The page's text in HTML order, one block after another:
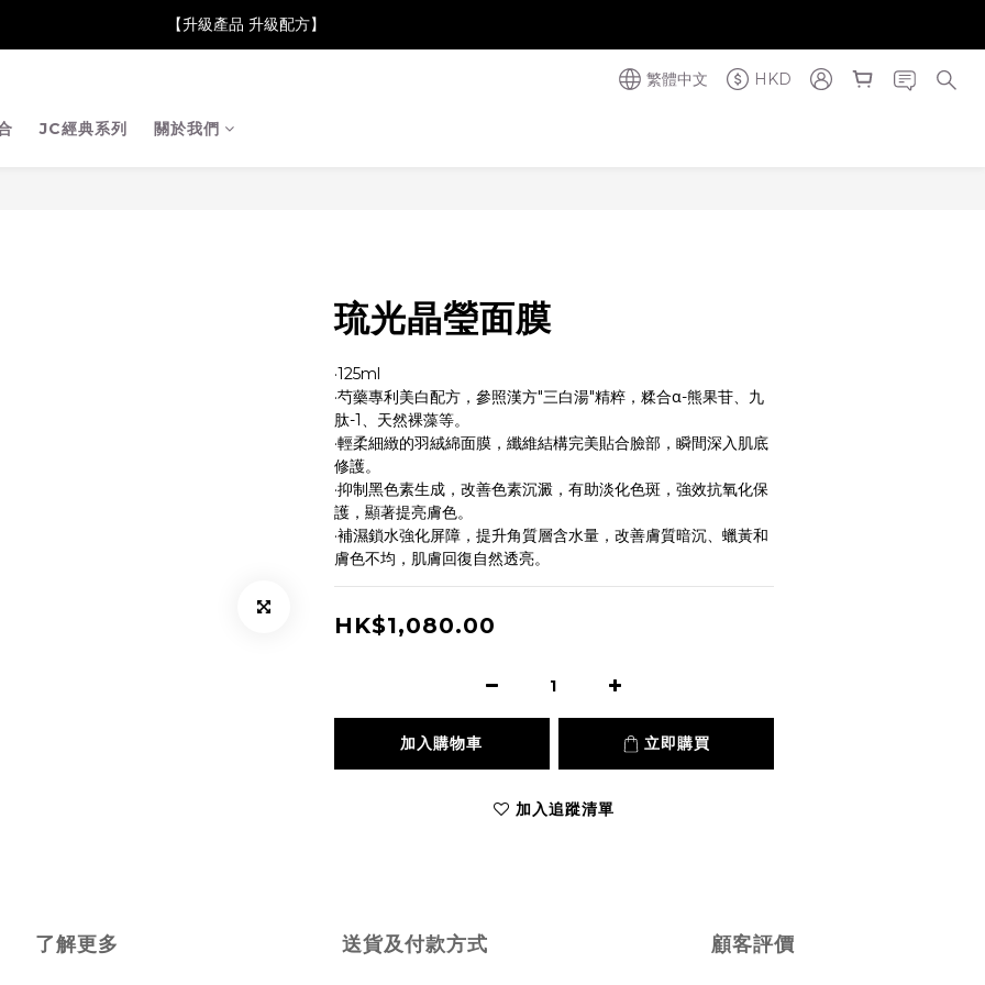
康膚薈在iida Award Milan 2024 Professional Award 勇奪金獎】
【升級產品 升級配方】
繁體中文 HKD
JC經典系列 關於我們
琉光晶瑩面膜
·125ml
·芍藥專利美白配方，參照漢方"三白湯"精粹，糅合α-熊果苷、九
肽-1、天然裸藻等。
·輕柔細緻的羽絨綿面膜，纖維結構完美貼合臉部，瞬間深入肌底
修護。
·抑制黑色素生成，改善色素沉澱，有助淡化色斑，強效抗氧化保
護，顯著提亮膚色。
·補濕鎖水強化屏障，提升角質層含水量，改善膚質暗沉、蠟黃和
膚色不均，肌膚回復自然透亮。
HK$1,080.00
加入購物車 立即購買
加入追蹤清單
了解更多 送貨及付款方式 顧客評價